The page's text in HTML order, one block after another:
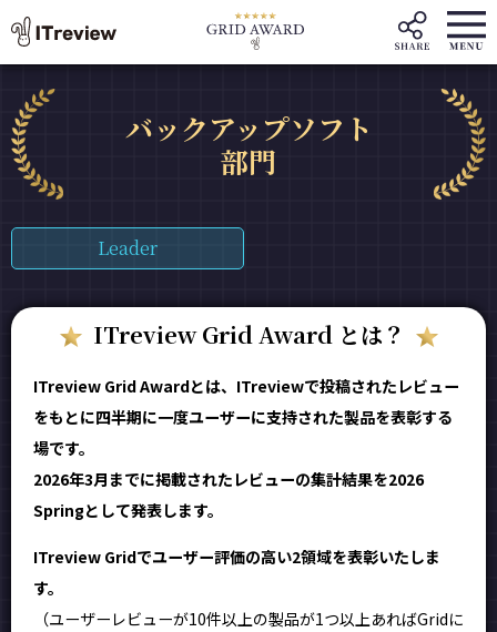
バックアップソフト
部門
Leader
ITreview Grid Award とは？
ITreview Grid Awardとは、ITreviewで投稿されたレビュー
をもとに四半期に一度ユーザーに支持された製品を表彰する
場です。
2026年3月までに掲載されたレビューの集計結果を2026
Springとして発表します。
ITreview Gridでユーザー評価の高い2領域を表彰いたしま
す。
（ユーザーレビューが10件以上の製品が1つ以上あればGridに